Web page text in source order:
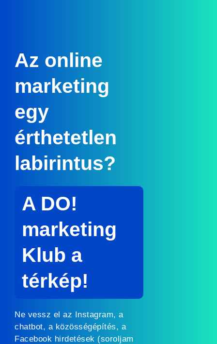
Az online
marketing
egy
érthetetlen
labirintus?
A DO!
marketing
Klub a
térkép!
Ne vessz el az Instagram, a
chatbot, a közösségépítés, a
Facebook hirdetések (soroljam